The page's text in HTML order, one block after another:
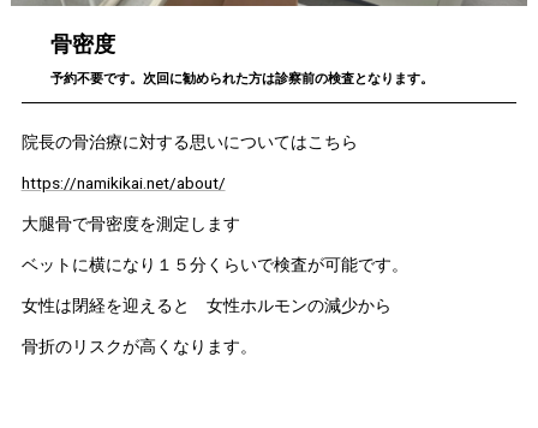
骨密度
予約不要です。次回に勧められた方は診察前の検査となります。
院長の骨治療に対する思いについてはこちら
https://namikikai.net/about/
大腿骨で骨密度を測定します
ベットに横になり１５分くらいで検査が可能です。
女性は閉経を迎えると 女性ホルモンの減少から
骨折のリスクが高くなります。